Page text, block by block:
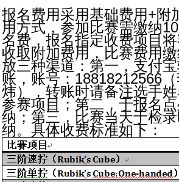
报名费用采用基础费用+附
用方式，参加比赛需缴纳
名费，报名指定收费项目
收取附加费用，比赛费用
放三种渠道：第一，支付
账，账号：18818212566
炜），转账时请备注选手
参赛项目；第二，于报名
纳；第三，比赛当天于检
纳。具体收费标准如下：